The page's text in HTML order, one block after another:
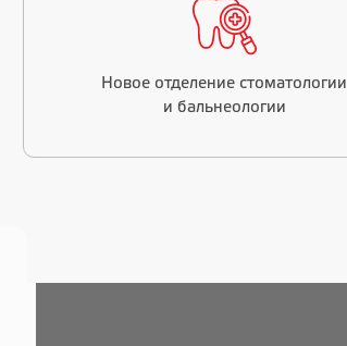
Новое отделение стоматологии
и бальнеологии